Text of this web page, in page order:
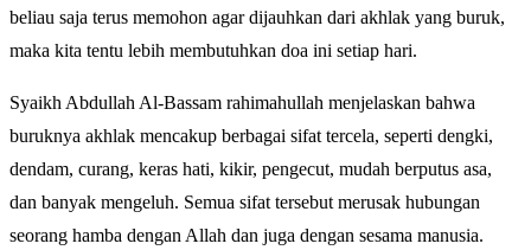
beliau saja terus memohon agar dijauhkan dari akhlak yang buruk,
maka kita tentu lebih membutuhkan doa ini setiap hari.
Syaikh Abdullah Al-Bassam rahimahullah menjelaskan bahwa
buruknya akhlak mencakup berbagai sifat tercela, seperti dengki,
dendam, curang, keras hati, kikir, pengecut, mudah berputus asa,
dan banyak mengeluh. Semua sifat tersebut merusak hubungan
seorang hamba dengan Allah dan juga dengan sesama manusia.